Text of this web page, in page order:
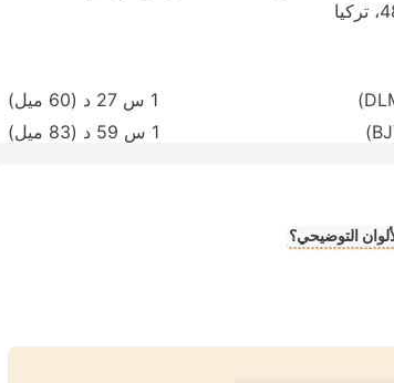
1 س 27 د ( 60 ميل
)
1 س 59 د ( 83 ميل )
التوضيحي؟